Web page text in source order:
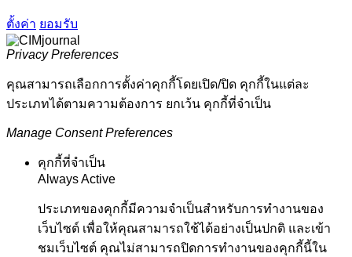
ตั้งค่า ยอมรับ
Privacy Preferences
คุณสามารถเลือกการตั้งค่าคุกกี้โดยเปิด/ปิด คุกกี้ในแต่ละ
ประเภทได้ตามความต้องการ ยกเว้น คุกกี้ที่จำเป็น
Manage Consent Preferences
คุกกี้ที่จำเป็น
Always Active
ประเภทของคุกกี้มีความจำเป็นสำหรับการทำงานของ
เว็บไซต์ เพื่อให้คุณสามารถใช้ได้อย่างเป็นปกติ และเข้า
ชมเว็บไซต์ คุณไม่สามารถปิดการทำงานของคุกกี้นี้ใน